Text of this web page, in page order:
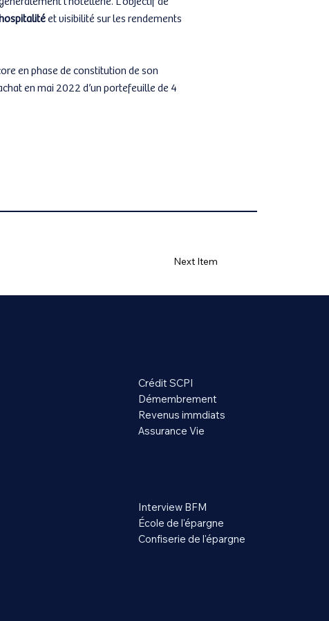
et visibilité sur les rendements
en phase de constitution de son
en mai 2022 d’un portefeuille de 4
Next Item
Crédit SCPI
Démembrement
Revenus immdiats
Assurance Vie
Interview BFM
École de l'épargne
Confiserie de l'épargne